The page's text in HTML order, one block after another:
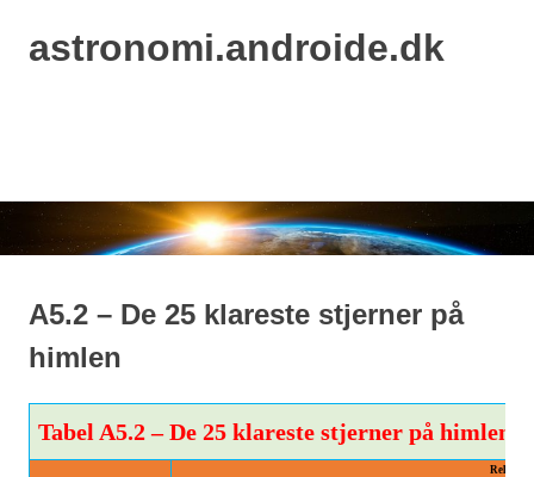
Skip
astronomi.androide.dk
A5.2 – De 25 klareste stjerner på
himlen
Tabel A5.2 – De 25 klareste stjerner på himlen
Relativ